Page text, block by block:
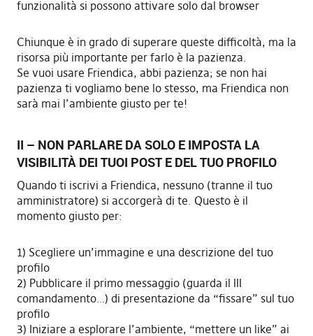
funzionalità si possono attivare solo dal browser
Chiunque è in grado di superare queste difficoltà, ma la
risorsa più importante per farlo è la pazienza.
Se vuoi usare Friendica, abbi pazienza; se non hai
pazienza ti vogliamo bene lo stesso, ma Friendica non
sarà mai l’ambiente giusto per te!
II – NON PARLARE DA SOLO E IMPOSTA LA
VISIBILITÀ DEI TUOI POST E DEL TUO PROFILO
Quando ti iscrivi a Friendica, nessuno (tranne il tuo
amministratore) si accorgerà di te. Questo è il
momento giusto per:
1) Scegliere un’immagine e una descrizione del tuo
profilo
2) Pubblicare il primo messaggio (guarda il III
comandamento…) di presentazione da “fissare” sul tuo
profilo
3) Iniziare a esplorare l’ambiente, “mettere un like” ai